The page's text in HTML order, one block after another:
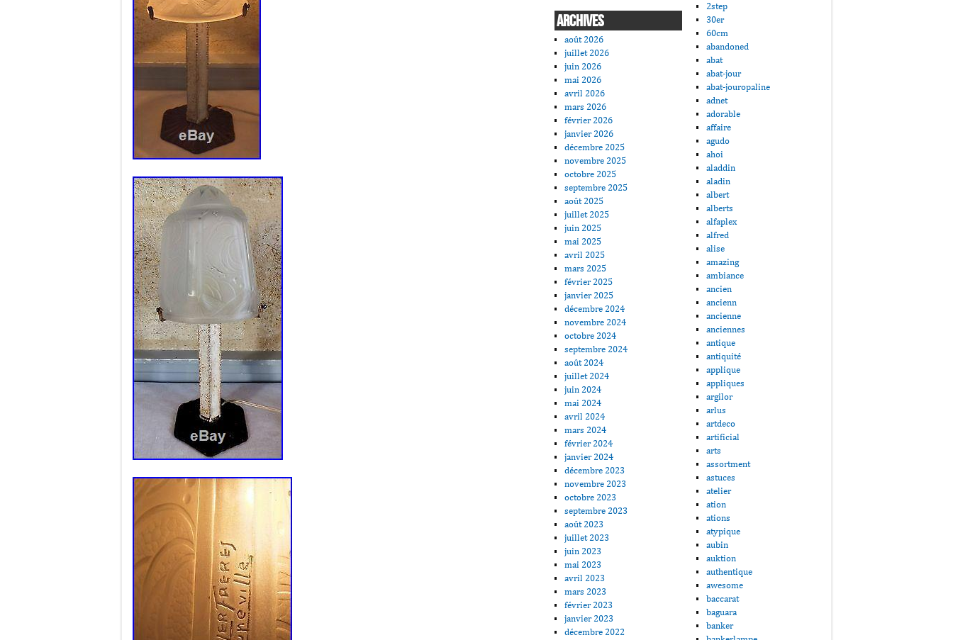
ARCHIVES
août 2026
juillet 2026
juin 2026
mai 2026
avril 2026
mars 2026
février 2026
janvier 2026
décembre 2025
novembre 2025
octobre 2025
septembre 2025
août 2025
juillet 2025
juin 2025
mai 2025
avril 2025
mars 2025
février 2025
janvier 2025
décembre 2024
novembre 2024
octobre 2024
septembre 2024
août 2024
juillet 2024
juin 2024
mai 2024
avril 2024
mars 2024
février 2024
janvier 2024
décembre 2023
novembre 2023
octobre 2023
septembre 2023
août 2023
juillet 2023
juin 2023
mai 2023
avril 2023
mars 2023
février 2023
janvier 2023
décembre 2022
2step
30er
60cm
abandoned
abat
abat-jour
abat-jouropaline
adnet
adorable
affaire
agudo
ahoi
aladdin
aladin
albert
alberts
alfaplex
alfred
alise
amazing
ambiance
ancien
ancienn
ancienne
anciennes
antique
antiquité
applique
appliques
argilor
arlus
artdeco
artificial
arts
assortment
astuces
atelier
ation
ations
atypique
aubin
auktion
authentique
awesome
baccarat
baguara
banker